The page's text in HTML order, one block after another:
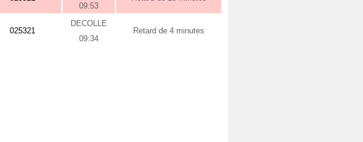
09:53
025321
DECOLLE
09:34
Retard de 4 minutes